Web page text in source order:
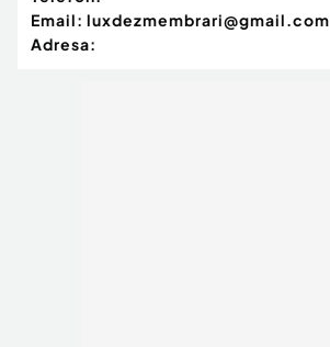
Email: luxdezmembrari@gmail.com
Adresa: